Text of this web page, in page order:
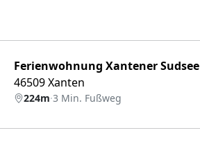
Ferienwohnung Xantener Sudsee
46509 Xanten
224m·3 Min. Fußweg